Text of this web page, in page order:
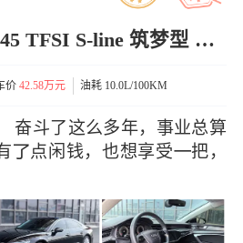
奥迪A7L 2022款 45 TFSI S-line 筑梦型 流晶套装
价42.58万元 油耗 10.0L/100KM
奋斗了这么多年，事业总算
点闲钱，也想享受把，